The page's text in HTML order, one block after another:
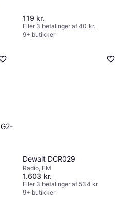
119 kr.
Eller 3 betalinger af 40 kr.
9+ butikker
Dewalt DCR029
Radio, FM
1.603 kr.
Eller 3 betalinger af 534 kr.
9+ butikker